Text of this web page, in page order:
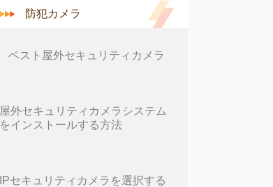
防犯カメラ
ベスト屋外セキュリティカメラ
屋外セキュリティカメラシステム
をインストールする方法
IPセキュリティカメラを選択する